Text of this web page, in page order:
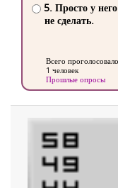
5. Просто у
не сделать.
Всего проголосовало
1 человек
Прошлые опросы